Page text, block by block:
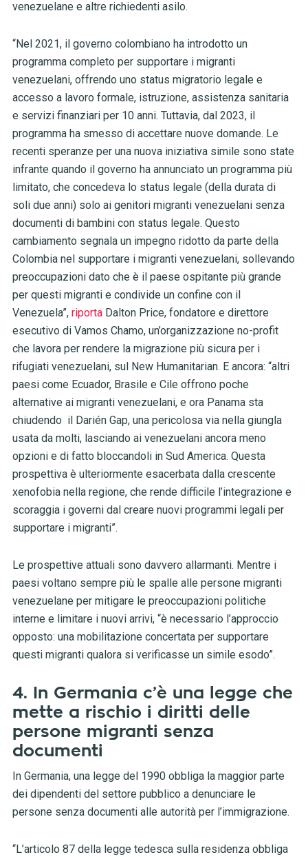
venezuelane e altre richiedenti asilo.
“Nel 2021, il governo colombiano ha introdotto un
programma completo per supportare i migranti
venezuelani, offrendo uno status migratorio legale e
accesso a lavoro formale, istruzione, assistenza sanitaria
e servizi finanziari per 10 anni. Tuttavia, dal 2023, il
programma ha smesso di accettare nuove domande. Le
recenti speranze per una nuova iniziativa simile sono state
infrante quando il governo ha annunciato un programma più
limitato, che concedeva lo status legale (della durata di
soli due anni) solo ai genitori migranti venezuelani senza
documenti di bambini con status legale. Questo
cambiamento segnala un impegno ridotto da parte della
Colombia nel supportare i migranti venezuelani, sollevando
preoccupazioni dato che è il paese ospitante più grande
per questi migranti e condivide un confine con il
Venezuela”, riportaDalton Price, fondatore e direttore
esecutivo di Vamos Chamo, un’organizzazione no-profit
che lavora per rendere la migrazione più sicura per i
rifugiati venezuelani, sul New Humanitarian. E ancora: “altri
paesi come Ecuador, Brasile e Cile offrono poche
alternative ai migranti venezuelani, e ora Panama sta
chiudendo il Darién Gap, una pericolosa via nella giungla
usata da molti, lasciando ai venezuelani ancora meno
opzioni e di fatto bloccandoli in Sud America. Questa
prospettiva è ulteriormente esacerbata dalla crescente
xenofobia nella regione, che rende difficile l’integrazione e
scoraggia i governi dal creare nuovi programmi legali per
supportare i migranti”.
Le prospettive attuali sono davvero allarmanti. Mentre i
paesi voltano sempre più le spalle alle persone migranti
venezuelane per mitigare le preoccupazioni politiche
interne e limitare i nuovi arrivi, “è necessario l’approccio
opposto: una mobilitazione concertata per supportare
questi migranti qualora si verificasse un simile esodo”.
4. In Germania c’è una legge che
mette a rischio i diritti delle
persone migranti senza
documenti
In Germania, una legge del 1990 obbliga la maggior parte
dei dipendenti del settore pubblico a denunciare le
persone senza documenti alle autorità per l’immigrazione.
“L’articolo 87 della legge tedesca sulla residenza obbliga